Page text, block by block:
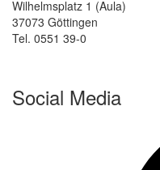
Wilhelmsplatz 1 (Aula)
37073 Göttingen
Tel. 0551 39-0
Social Media